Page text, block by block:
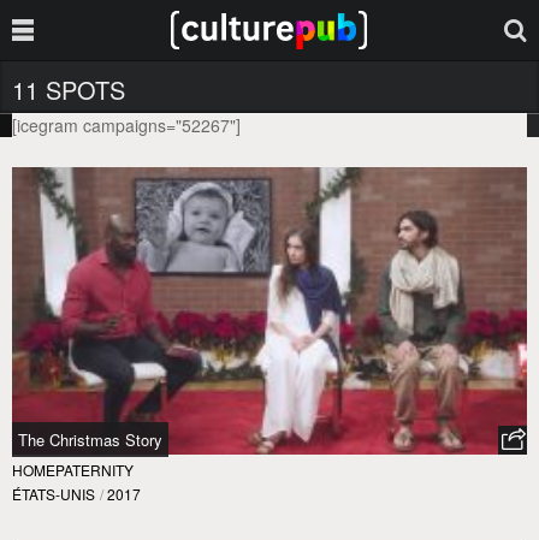
11 SPOTS
[icegram campaigns="52267"]
The Christmas Story
HOMEPATERNITY
ÉTATS-UNIS / 2017